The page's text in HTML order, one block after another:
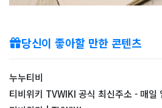
당신이 좋아할 만한 콘텐츠
누누티비
티비위키 TVWIKI 공식 최신주소 - 매일